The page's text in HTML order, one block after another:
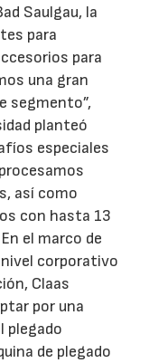
Saulgau, la
para
para
una gran
segmento”,
planteó
especiales
así como
con hasta 13
el marco de
corporativo
Claas
por una
plegado
de plegado